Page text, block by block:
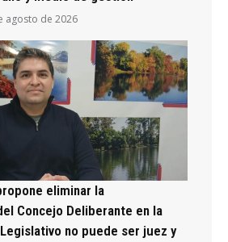
agosto de 2026
eliminar la
Concejo Deliberante en la
no puede ser juez y